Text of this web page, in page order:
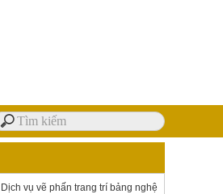
Dịch vụ vẽ phấn trang trí bảng nghệ